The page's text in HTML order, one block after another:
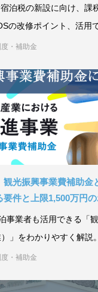
泊税の新設に向け、課
の改修ポイント、活用
・補助金
観光振興事業費補助金
要件と上限1,500万円
事業者も活用できる「
」をわかりやすく解説
類、
・補助金